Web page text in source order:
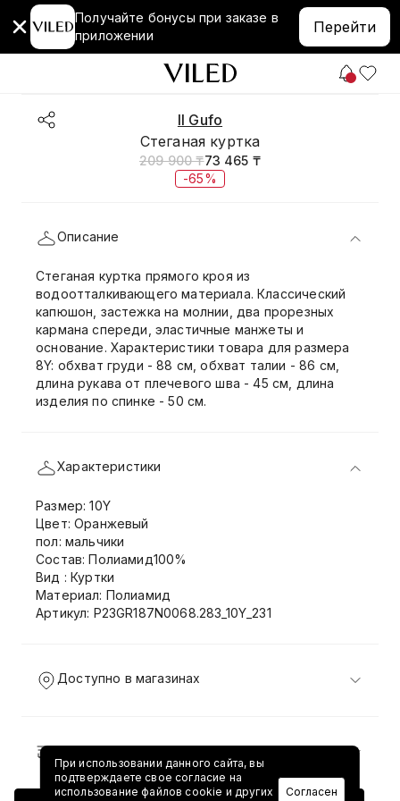
Получайте бонусы при заказе в
приложении
Перейти
Il Gufo
Стеганая куртка
209 900 ₸73 465 ₸
-65%
Описание
Стеганая куртка прямого кроя из
водоотталкивающего материала. Классический
капюшон, застежка на молнии, два прорезных
кармана спереди, эластичные манжеты и
основание. Характеристики товара для размера
8Y: обхват груди - 88 см, обхват талии - 86 см,
длина рукава от плечевого шва - 45 см, длина
изделия по спинке - 50 см.
Характеристики
Размер: 10Y
Цвет: Оранжевый
пол: мальчики
Состав: Полиамид100%
Вид : Куртки
Материал: Полиамид
Артикул: P23GR187N0068.283_10Y_231
Доступно в магазинах
Доставка и возврат
При использовании данного сайта, вы
подтверждаете свое согласие на
использование файлов cookie и других
Согласен